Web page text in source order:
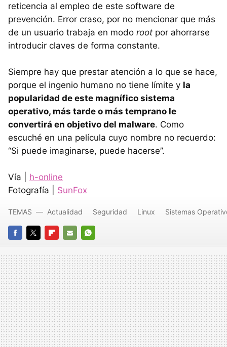
reticencia al empleo de este software de
prevención. Error craso, por no mencionar que más
de un usuario trabaja en modo root por ahorrarse
introducir claves de forma constante.
Siempre hay que prestar atención a lo que se hace,
porque el ingenio humano no tiene límite y la
popularidad de este magnífico sistema
operativo, más tarde o más temprano le
convertirá en objetivo del malware. Como
escuché en una película cuyo nombre no recuerdo:
“Si puede imaginarse, puede hacerse”.
Vía | h-online
Fotografía | SunFox
FACEBOOK
TWITTERFLIPBOARD
E-
MAIL
WHATSAPP
TEMAS Actualidad Seguridad Linux Sistemas